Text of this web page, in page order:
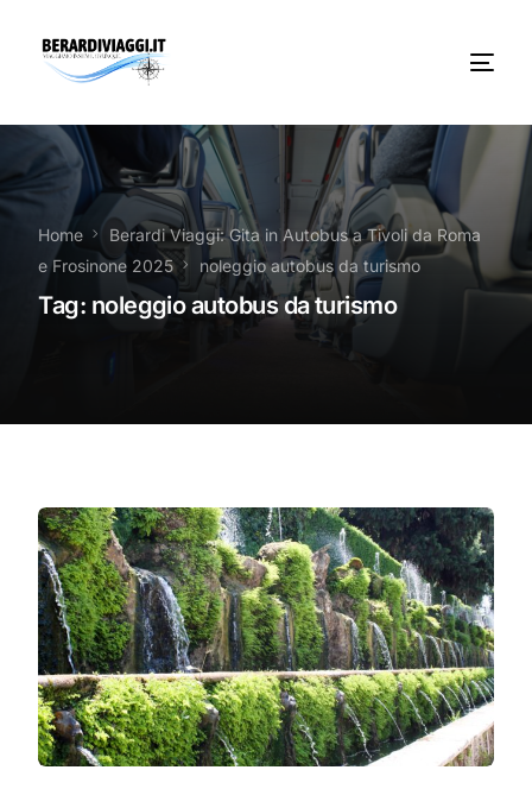
Home
Berardi Viaggi: Gita in Autobus a Tivoli da Roma
e Frosinone 2025
noleggio autobus da turismo
Tag: noleggio autobus da turismo
Chi Siamo
Noleggio
Autobus servizi
Vacanze Viaggi Frosinone